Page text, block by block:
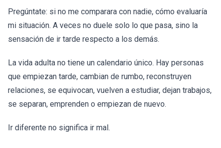
Pregúntate: si no me comparara con nadie, cómo evaluaría
mi situación. A veces no duele solo lo que pasa, sino la
sensación de ir tarde respecto a los demás.
La vida adulta no tiene un calendario único. Hay personas
que empiezan tarde, cambian de rumbo, reconstruyen
relaciones, se equivocan, vuelven a estudiar, dejan trabajos,
se separan, emprenden o empiezan de nuevo.
Ir diferente no significa ir mal.